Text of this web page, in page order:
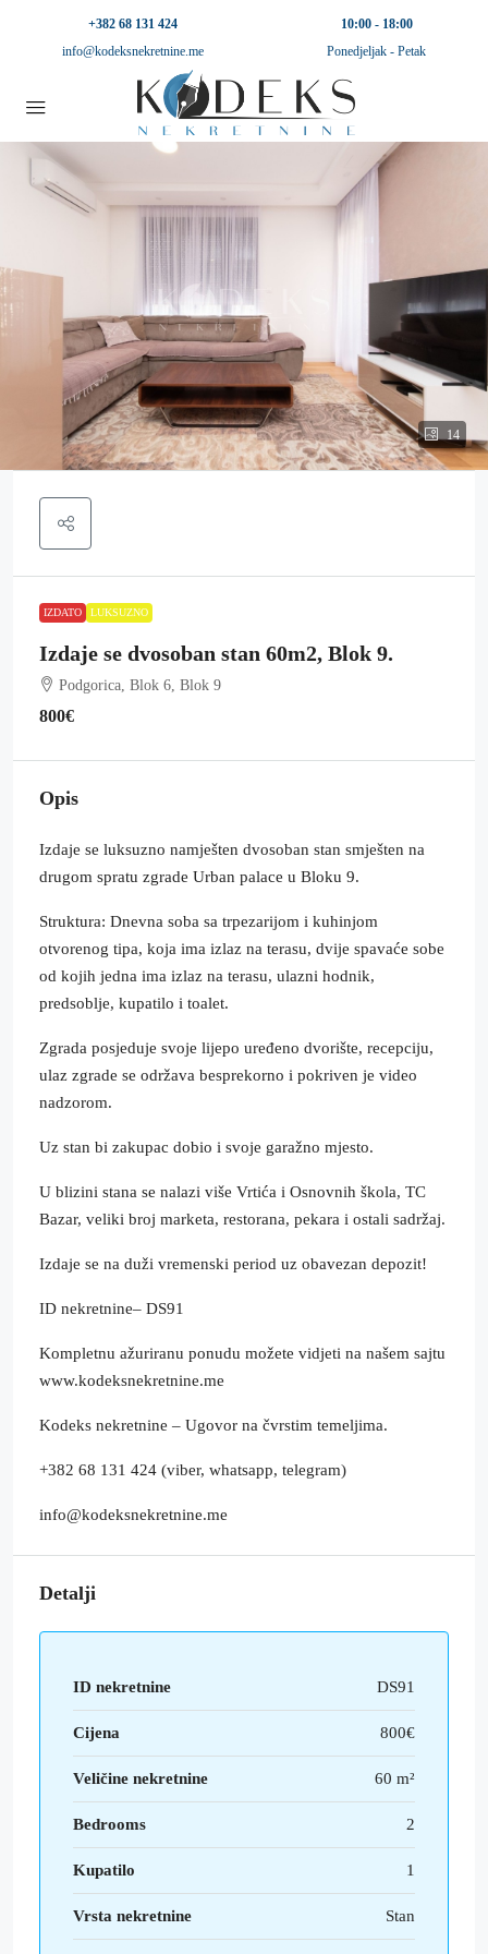
+382 68 131 424
info@kodeksnekretnine.me
10:00 - 18:00
Ponedjeljak - Petak
14
IZDATO LUKSUZNO
Izdaje se dvosoban stan 60m2, Blok 9.
Podgorica, Blok 6, Blok 9
800€
Opis
Izdaje se luksuzno namješten dvosoban stan smješten na
drugom spratu zgrade Urban palace u Bloku 9.
Struktura: Dnevna soba sa trpezarijom i kuhinjom
otvorenog tipa, koja ima izlaz na terasu, dvije spavaće sobe
od kojih jedna ima izlaz na terasu, ulazni hodnik,
predsoblje, kupatilo i toalet.
Zgrada posjeduje svoje lijepo uređeno dvorište, recepciju,
ulaz zgrade se održava besprekorno i pokriven je video
nadzorom.
Uz stan bi zakupac dobio i svoje garažno mjesto.
U blizini stana se nalazi više Vrtića i Osnovnih škola, TC
Bazar, veliki broj marketa, restorana, pekara i ostali sadržaj.
Izdaje se na duži vremenski period uz obavezan depozit!
ID nekretnine– DS91
Kompletnu ažuriranu ponudu možete vidjeti na našem sajtu
www.kodeksnekretnine.me
Kodeks nekretnine – Ugovor na čvrstim temeljima.
+382 68 131 424 (viber, whatsapp, telegram)
info@kodeksnekretnine.me
Detalji
ID nekretnine DS91
Cijena 800€
Veličine nekretnine 60 m²
Bedrooms 2
Kupatilo 1
Vrsta nekretnine Stan